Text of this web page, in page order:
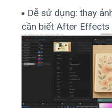
Dễ sử dụng: thay
cần biết After Effects